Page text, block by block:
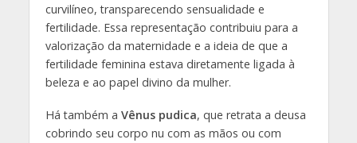
curvilíneo, transparecendo sensualidade e
fertilidade. Essa representação contribuiu para a
valorização da maternidade e a ideia de que a
fertilidade feminina estava diretamente ligada à
beleza e ao papel divino da mulher.
Há também a Vênus pudica, que retrata a deusa
cobrindo seu corpo nu com as mãos ou com